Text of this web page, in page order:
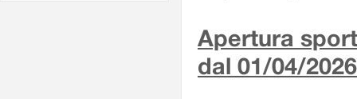
Apertura
dal 01/04/2026